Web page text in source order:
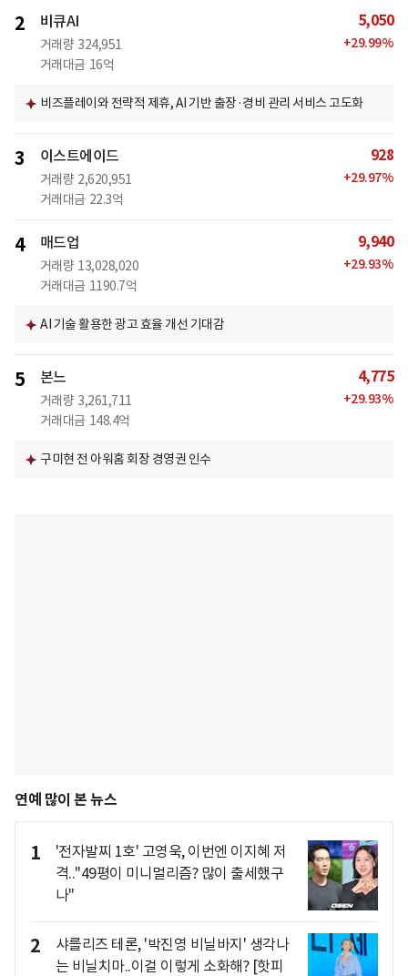
2 비큐AI
거래량 324,951
거래대금 16억
5,050
+29.99%
비즈플레이와 전략적 제휴, AI 기반 출장·경비 관리 서비스 고도화
3 이스트에이드
거래량 2,620,951
거래대금 22.3억
928
+29.97%
4 매드업
거래량 13,028,020
거래대금 1190.7억
9,940
+29.93%
AI 기술 활용한 광고 효율 개선 기대감
5 본느
거래량 3,261,711
거래대금 148.4억
4,775
+29.93%
구미현 전 아워홈 회장 경영권 인수
연예 많이 본 뉴스
1
'전자발찌 1호' 고영욱, 이번엔 이지혜 저
격.."49평이 미니멀리즘? 많이 출세했구
나"
2
샤를리즈 테론, '박진영 비닐바지' 생각나
는 비닐치마..이걸 이렇게 소화해? [핫피